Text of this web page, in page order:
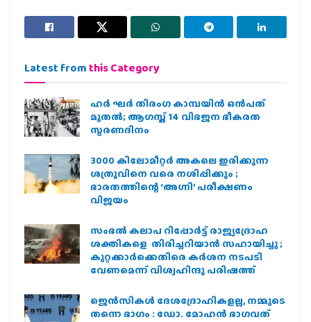
Latest from this Category
ഹര്‍ ഘര്‍ തിരംഗ കാമ്പയിന്‍ ഒന്‍പത്
മുതല്‍; ആഗസ്ത് 14 വിഭജന ഭീകരത
സ്മരണദിനം
3000 കിലോമീറ്റർ അകലെ ഇരിക്കുന്ന
ശത്രുവിനെ വരെ നശിപ്പിക്കും ;
ഭാരതത്തിന്റെ ‘അഗ്നി’ പരീക്ഷണം
വിജയം
സംഭൽ കലാപ റിപ്പോർട്ട് രാജ്യദ്രോഹ
ശക്തികളെ തിരിച്ചറിയാൻ സഹായിച്ചു ;
കുറ്റക്കാർക്കെതിരെ കർശന നടപടി
വേണമെന്ന് വിശ്വഹിന്ദു പരിഷത്ത്
ജെന്‍സികള്‍ ദേശദ്രോഹികളല്ല, നമ്മുടെ
തന്നെ ഭാഗം : ഡോ. മോഹന്‍ ഭാഗവത്